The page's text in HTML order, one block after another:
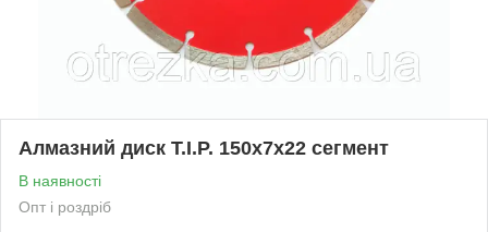
Алмазний диск T.I.P. 150х7х22 сегмент
В наявності
Опт і роздріб